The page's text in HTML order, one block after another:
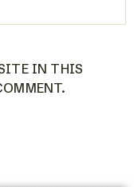
IN THIS